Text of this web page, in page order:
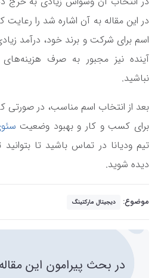
در این مقاله به آن اشاره شد را رعایت
اسم برای شرکت و برند خود، درآمد
آینده نیز مجبور به صرف
نباشید.
بعد از انتخاب اسم مناسب، در صورتی
برای کسب و کار و بهبود وضعیت
تیم ودیانا در تماس باشید تا
دیده شوید.
موضوع: دیجیتال مارکتینگ
در بحث پیرامون این